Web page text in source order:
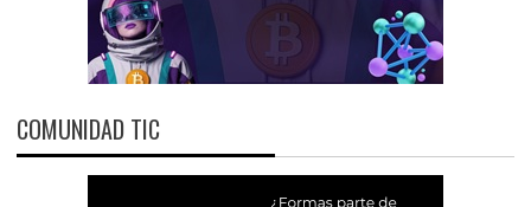
COMUNIDAD TIC